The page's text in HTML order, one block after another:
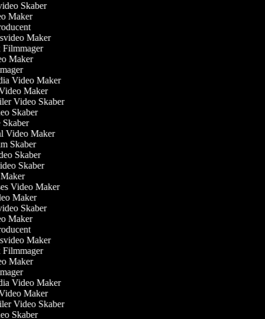
Skaber
Maker
Maker
Filmmager
Maker
Video Maker
Maker
Video Skaber
Skaber
Skaber
Video Maker
Skaber
Skaber
Skaber
Maker
Video Maker
Maker
Skaber
Maker
Maker
Filmmager
Maker
Video Maker
Maker
Video Skaber
Skaber